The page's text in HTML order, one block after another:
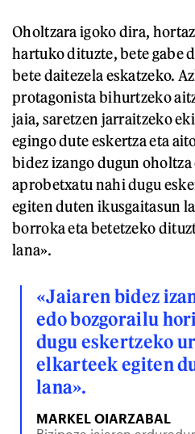
Oholtzara igoko dira,
hartuko dituzte, bete gabe
bete daitezela eskatzeko.
protagonista bihurtzeko
jaia, saretzen jarraitzeko
egingo dute eskertza eta
bidez izango dugun
aprobetxatu nahi dugu
egiten duten ikusgaitasun
borroka eta betetzeko
lana».
«Jaiaren bidez
edo bozgorailu
dugu eskertzeko
elkarteek egiten
lana».
MARKEL OIARZABAL